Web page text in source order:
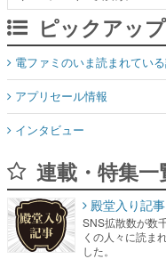
ピックアップ
電ファミのいま読まれてい
アプリセール情報
インタビュー
連載・特集一
殿堂入り記事
SNS拡散数が数
くの人々に読ま
した。